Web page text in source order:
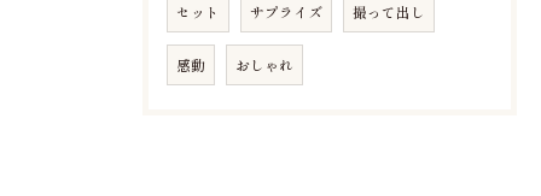
セット サプライズ 撮って出し
感動 おしゃれ